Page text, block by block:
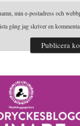
min e-postadress och
gång jag skriver en